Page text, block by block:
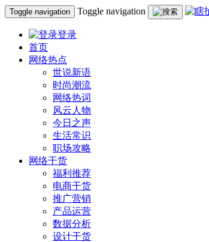
Toggle navigation Toggle navigation
登录
首页
网络热点
世说新语
时尚潮流
网络热词
风云人物
今日之声
生活常识
职场攻略
网络干货
福利推荐
电商干货
推广营销
产品运营
数据分析
设计干货